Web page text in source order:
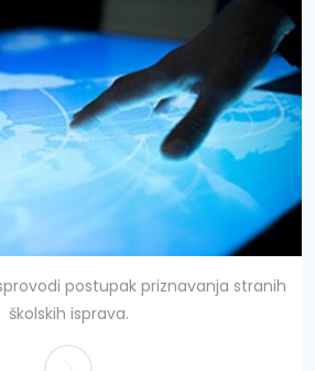
postupak priznavanja stranih
školskih isprava.